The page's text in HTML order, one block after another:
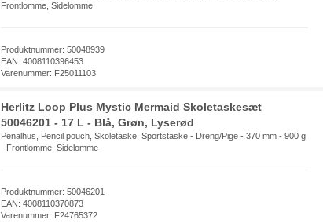
Frontlomme, Sidelomme
Produktnummer: 50048939
EAN: 4008110396453
Varenummer: F25011103
Herlitz Loop Plus Mystic Mermaid Skoletaskesæt
50046201 - 17 L - Blå, Grøn, Lyserød
Penalhus, Pencil pouch, Skoletaske, Sportstaske - Dreng/Pige - 370 mm - 900 g
- Frontlomme, Sidelomme
Produktnummer: 50046201
EAN: 4008110370873
Varenummer: F24765372